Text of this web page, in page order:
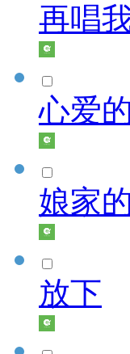
再唱
心爱
娘家
放下